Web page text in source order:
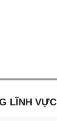
LĨNH VỰC